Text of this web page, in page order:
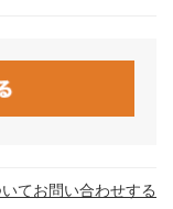
てお問い合わせする